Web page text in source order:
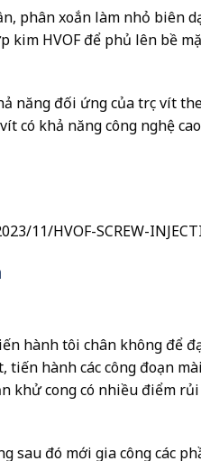
phân xoắn làm nhỏ
kim HVOF để phủ lên bề
năng đối ứng của trục vít
có khả năng công nghệ
11/HVOF-SCREW-
hành tôi chân không để
tiến hành các công đoạn
cong có nhiều điểm
sau đó mới gia công các